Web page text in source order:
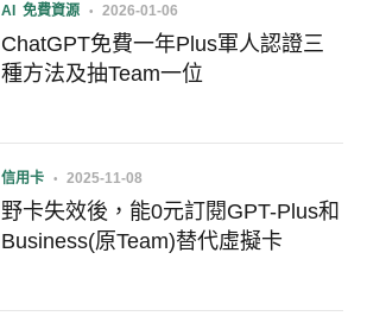
AI 免費資源 2026-01-06
ChatGPT免費一年Plus軍人認證三
種方法及抽Team一位
信用卡 2025-11-08
野卡失效後，能0元訂閱GPT-Plus和
Business(原Team)替代虛擬卡